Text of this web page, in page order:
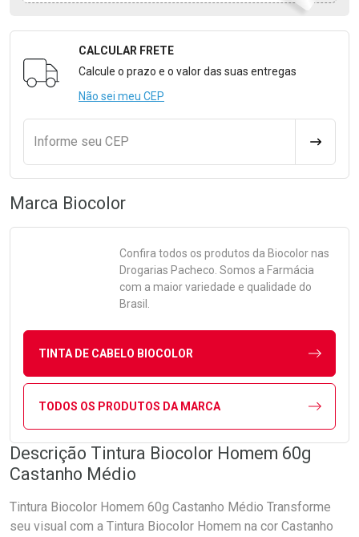
Formulário para Calcular o Frete
CALCULAR FRETE
Calcule o prazo e o valor das suas entregas
Não sei meu CEP
Informe seu CEP
Marca Biocolor
Confira todos os produtos da Biocolornas
Drogarias Pacheco. Somos a Farmácia
com a maior variedade e qualidade do
Brasil.
TINTA DE CABELO BIOCOLOR
TODOS OS PRODUTOS DA MARCA
Descrição Tintura Biocolor Homem 60g
Castanho Médio
Tintura Biocolor Homem 60g Castanho Médio Transforme
seu visual com a Tintura Biocolor Homem na cor Castanho